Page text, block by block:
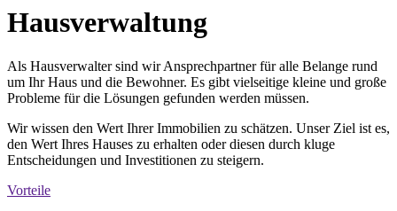
Hausverwaltung
Als Hausverwalter sind wir Ansprechpartner für alle Belange rund
um Ihr Haus und die Bewohner. Es gibt vielseitige kleine und große
Probleme für die Lösungen gefunden werden müssen.
Wir wissen den Wert Ihrer Immobilien zu schätzen. Unser Ziel ist es,
den Wert Ihres Hauses zu erhalten oder diesen durch kluge
Entscheidungen und Investitionen zu steigern.
Vorteile